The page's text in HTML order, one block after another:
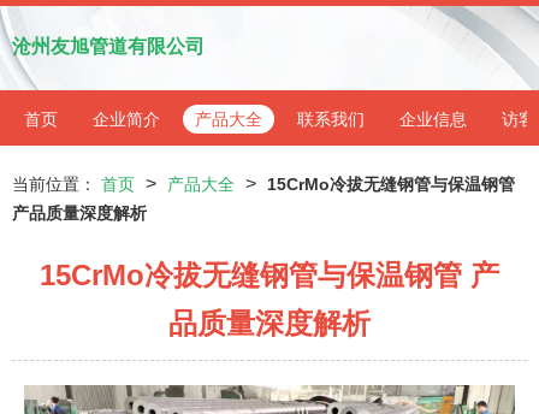
沧州友旭管道有限公司
首页 企业简介 产品大全 联系我们 企业信息 访客
当前位置： 首页 > 产品大全 >
15CrMo冷拔无缝钢管与保温钢管
产品质量深度解析
15CrMo冷拔无缝钢管与保温钢管 产
品质量深度解析